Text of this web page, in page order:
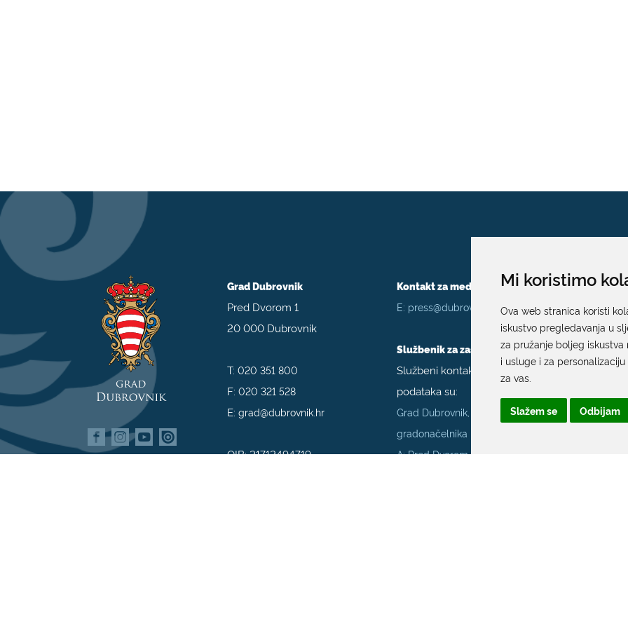
Mi koristimo
Ova web stranica koristi
iskustvo pregledavanja u
za pružanje boljeg iskustva
i usluge i za
za vas
Slažem se Odbijam
Grad Dubrovnik
Pred Dvorom 1
20 000 Dubrovnik
T:020 351 800
F:020 321 528
E:grad@dubrovnik.hr
OIB: 21712494719
Kontakt za medije / Press contact
E: press@dubrovnik.hr
Službenik za zaštitu podataka
Službeni kontakt podaci službenika za zaštitu
podataka su:
Grad Dubrovnik, Upravni odjel za poslove
gradonačelnika
A: Pred Dvorom 1; E: